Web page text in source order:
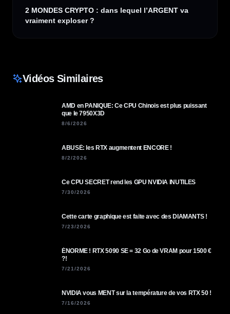
2 MONDES CRYPTO : dans lequel l’ARGENT va
vraiment exploser ?
Vidéos Similaires
AMD en PANIQUE: Ce CPU Chinois est plus puissant
que le 7950X3D
8/6/2026
ABUSÉ: les RTX augmentent ENCORE !
8/2/2026
Ce CPU SECRET rend les GPU NVIDIA INUTILES
7/30/2026
Cette carte graphique est faite avec des DIAMANTS !
7/23/2026
ÉNORME ! RTX 5090 SE = 32 Go de VRAM pour 1500 €
?!
7/21/2026
NVIDIA vous MENT sur la température de vos RTX 50 !
7/16/2026